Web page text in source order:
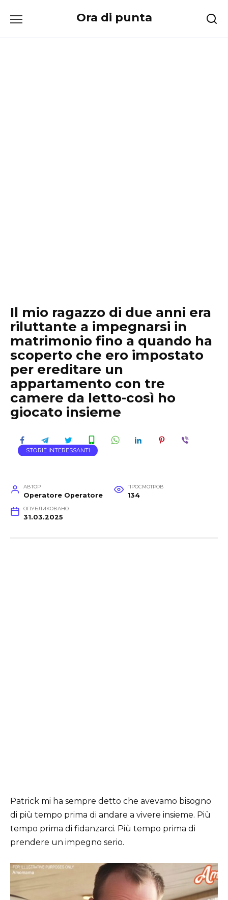
Ora di punta
Il mio ragazzo di due anni era
riluttante a impegnarsi in
matrimonio fino a quando ha
scoperto che ero impostato
per ereditare un
appartamento con tre
camere da letto-così ho
giocato insieme
STORIE INTERESSANTI
АВТОР
Operatore Operatore
ПРОСМОТРОВ
134
ОПУБЛИКОВАНО
31.03.2025
Patrick mi ha sempre detto che avevamo bisogno
di più tempo prima di andare a vivere insieme. Più
tempo prima di fidanzarci. Più tempo prima di
prendere un impegno serio.